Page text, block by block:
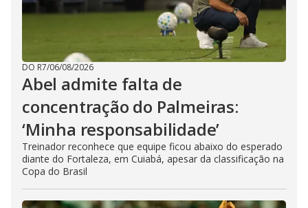
DO R7/06/08/2026
Abel admite falta de
concentração do Palmeiras:
‘Minha responsabilidade’
Treinador reconhece que equipe ficou abaixo do esperado
diante do Fortaleza, em Cuiabá, apesar da classificação na
Copa do Brasil